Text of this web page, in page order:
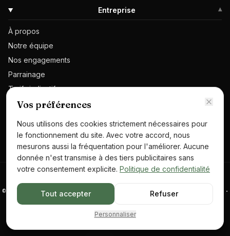
Entreprise ▾
À propos
Notre équipe
Nos engagements
Parrainage
Tarifs indicatifs
Contact
Espace presse
©
HALTE NUISIBLES · SARL · SIREN 882 697 428 · RCS Paris ·
NAF 81.29A · 8 rue Mado Maurin, 75018 Paris
Certibiocide · CEPA Certified (EN 16636) · Prosane · CTBA+ ·
Appeler maintenant
Vos préférences
Nous utilisons des cookies strictement nécessaires pour
le fonctionnement du site. Avec votre accord, nous
mesurons aussi la fréquentation pour l'améliorer. Aucune
donnée n'est transmise à des tiers publicitaires sans
votre consentement explicite. Politique de confidentialité
Tout accepter Refuser
Personnaliser